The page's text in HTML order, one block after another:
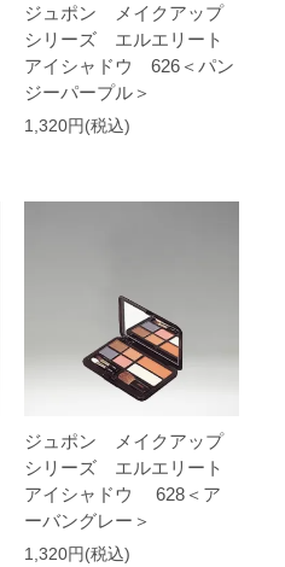
ジュポン メイクアップ
シリーズ エルエリート
アイシャドウ 626＜パン
ジーパープル＞
1,320円(税込)
ジュポン メイクアップ
シリーズ エルエリート
アイシャドウ 628＜ア
ーバングレー＞
1,320円(税込)